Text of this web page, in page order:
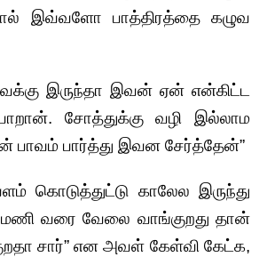
இவ்வளோ பாத்திரத்தை கழுவ
இருந்தா இவன் ஏன் என்கிட்ட
சோத்துக்கு வழி இல்லாம
பாவம் பார்த்து இவன சேர்த்தேன்”
கொடுத்துட்டு காலேல இருந்து
வரை வேலை வாங்குறது தான்
சார்” என அவள் கேள்வி கேட்க,